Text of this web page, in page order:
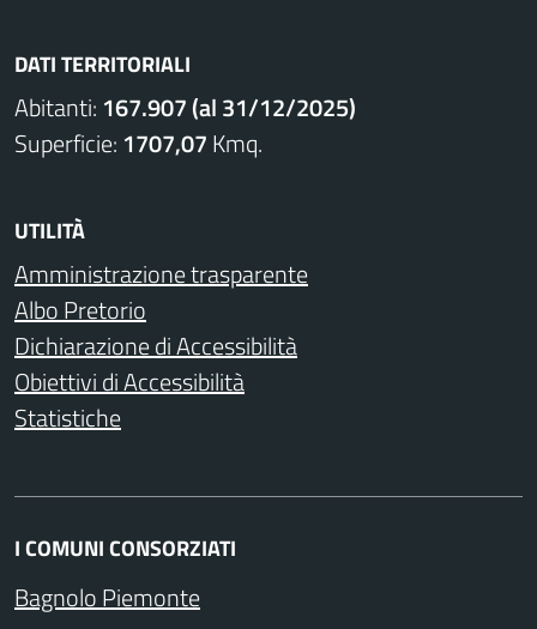
DATI TERRITORIALI
Abitanti: 167.907 (al 31/12/2025)
Superficie: 1707,07Kmq.
UTILITÀ
Amministrazione trasparente
Albo Pretorio
Dichiarazione di Accessibilità
Obiettivi di Accessibilità
Statistiche
I COMUNI CONSORZIATI
Bagnolo Piemonte